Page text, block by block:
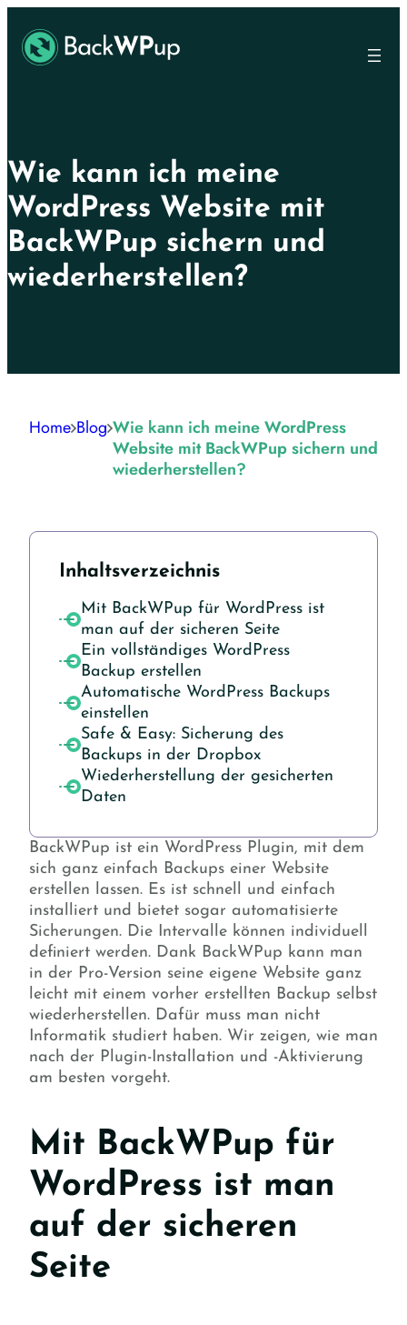
main
content
Wie kann ich meine
WordPress Website mit
BackWPup sichern und
wiederherstellen?
Home Blog Wie kann ich meine WordPress
Website mit BackWPup sichern und
wiederherstellen?
Inhaltsverzeichnis
Mit BackWPup für WordPress ist
man auf der sicheren Seite
Ein vollständiges WordPress
Backup erstellen
Automatische WordPress Backups
einstellen
Safe & Easy: Sicherung des
Backups in der Dropbox
Wiederherstellung der gesicherten
Daten
BackWPup ist ein WordPress Plugin, mit dem
sich ganz einfach Backups einer Website
erstellen lassen. Es ist schnell und einfach
installiert und bietet sogar automatisierte
Sicherungen. Die Intervalle können individuell
definiert werden. Dank BackWPup kann man
in der Pro-Version seine eigene Website ganz
leicht mit einem vorher erstellten Backup selbst
wiederherstellen. Dafür muss man nicht
Informatik studiert haben. Wir zeigen, wie man
nach der Plugin-Installation und -Aktivierung
am besten vorgeht.
Mit BackWPup für
WordPress ist man
auf der sicheren
Seite